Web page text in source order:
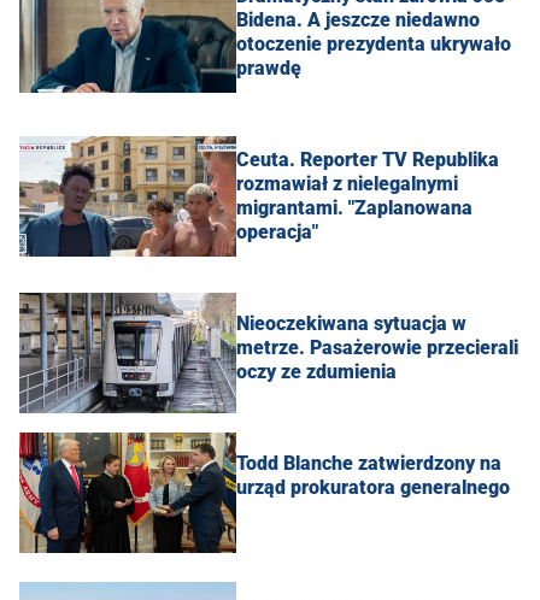
Bidena. A jeszcze niedawno
otoczenie prezydenta ukrywało
prawdę
Ceuta. Reporter TV Republika
rozmawiał z nielegalnymi
migrantami. "Zaplanowana
operacja"
Nieoczekiwana sytuacja w
metrze. Pasażerowie przecierali
oczy ze zdumienia
Todd Blanche zatwierdzony na
urząd prokuratora generalnego